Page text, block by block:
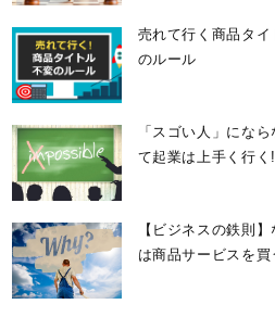
売れて行く商品タイ
のルール
「スゴい人」になら
て起業は上手く行く!
【ビジネスの鉄則】
は商品サービスを買